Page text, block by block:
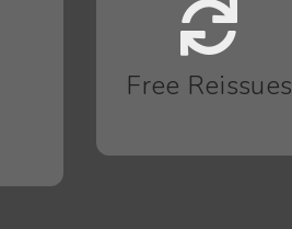
Free Reissues